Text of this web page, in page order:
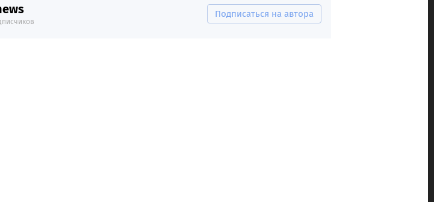
Подписаться на автора